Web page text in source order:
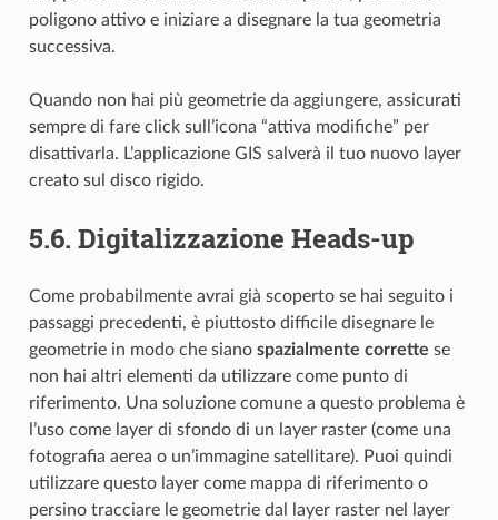
poligono attivo e iniziare a disegnare la tua geometria
successiva.
Quando non hai più geometrie da aggiungere, assicurati
sempre di fare click sull’icona “attiva modifiche” per
disattivarla. L’applicazione GIS salverà il tuo nuovo layer
creato sul disco rigido.
5.6. Digitalizzazione Heads-up
Come probabilmente avrai già scoperto se hai seguito i
passaggi precedenti, è piuttosto difficile disegnare le
geometrie in modo che siano spazialmente corrette se
non hai altri elementi da utilizzare come punto di
riferimento. Una soluzione comune a questo problema è
l’uso come layer di sfondo di un layer raster (come una
fotografia aerea o un’immagine satellitare). Puoi quindi
utilizzare questo layer come mappa di riferimento o
persino tracciare le geometrie dal layer raster nel layer